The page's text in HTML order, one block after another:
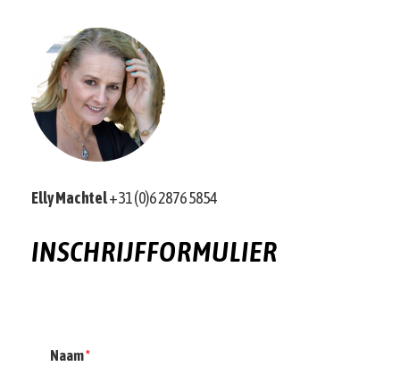
Elly Machtel+31 (0)6 2876 5854
INSCHRIJFFORMULIER
Naam*